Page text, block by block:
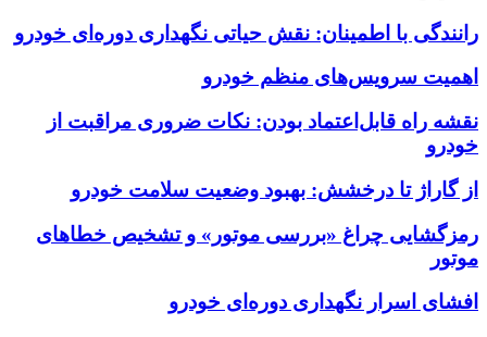
رانندگی با اطمینان: نقش حیاتی نگهداری دوره‌ای خودرو
اهمیت سرویس‌های منظم خودرو
نقشه راه قابل‌اعتماد بودن: نکات ضروری مراقبت از
خودرو
از گاراژ تا درخشش: بهبود وضعیت سلامت خودرو
رمزگشایی چراغ «بررسی موتور» و تشخیص خطاهای
موتور
افشای اسرار نگهداری دوره‌ای خودرو